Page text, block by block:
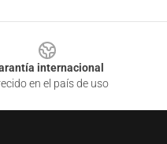
internacional
en el país de uso